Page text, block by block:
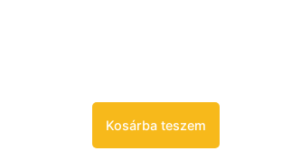
Kosárba teszem